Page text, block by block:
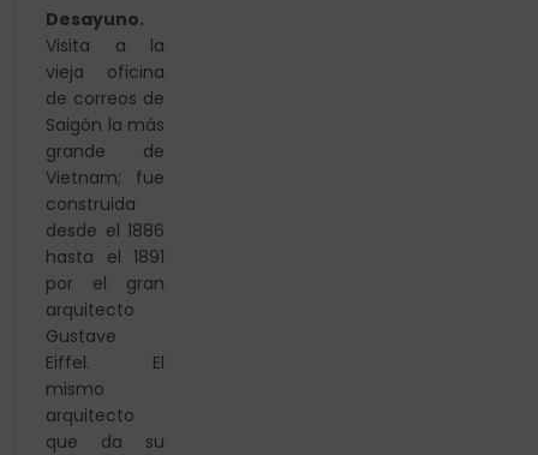
Desayuno.
Visita a la
vieja oficina
de correos de
Saigón la más
grande de
Vietnam; fue
construida
desde el 1886
hasta el 1891
por el gran
arquitecto
Gustave
Eiffel. El
mismo
arquitecto
que da su